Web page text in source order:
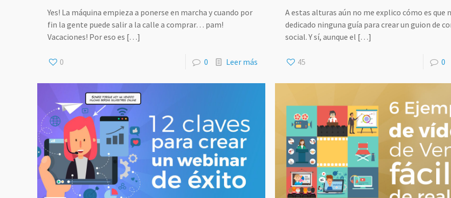
Yes! La máquina empieza a ponerse en marcha y cuando por
fin la gente puede salir a la calle a comprar… pam!
Vacaciones! Por eso es […]
0 0 Leer más
A estas alturas aún no me explico cómo es que
dedicado ninguna guía para crear un guion de
social. Y sí, aunque el […]
45 0